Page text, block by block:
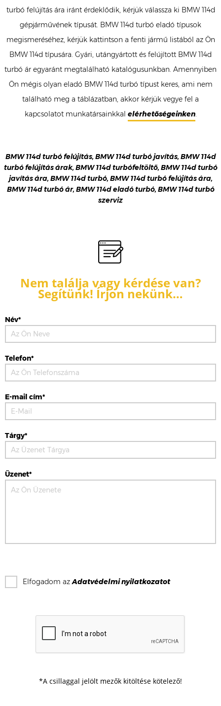
turbó felújítás ára iránt érdeklődik, kérjük válassza ki BMW 114d
gépjárművének típusát. BMW 114d turbó eladó típusok
megismeréséhez, kérjük kattintson a fenti jármű listából az Ön
BMW 114d típusára. Gyári, utángyártott és felújított BMW 114d
turbó ár egyaránt megtalálható katalógusunkban. Amennyiben
Ön mégis olyan eladó BMW 114d turbó típust keres, ami nem
található meg a táblázatban, akkor kérjük vegye fel a
kapcsolatot munkatársainkkal elérhetőségeinken.
BMW 114d turbó felújítás, BMW 114d turbó javítás, BMW 114d
turbó felújítás árak, BMW 114d turbófeltöltő, BMW 114d turbó
javítás ára, BMW 114d turbó, BMW 114d turbó felújítás ára,
BMW 114d turbó ár, BMW 114d eladó turbó, BMW 114d turbó
szerviz
Nem találja vagy kérdése van?
Segítünk! Írjon nekünk…
Név*
Telefon*
E-mail cím*
Tárgy*
Üzenet*
Elfogadom azAdatvédelmi nyilatkozatot
*A csillaggal jelölt mezők kitöltése kötelező!